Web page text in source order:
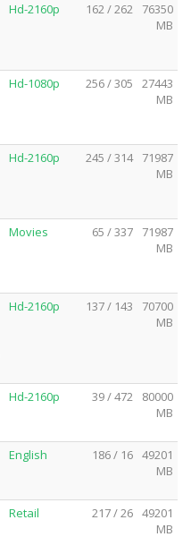
Hd-2160p 162 / 262
76350
MB
Hd-1080p 256 / 305
27443
MB
Hd-2160p 245 / 314
71987
MB
Movies 65 / 337
71987
MB
Hd-2160p 137 / 143
70700
MB
Hd-2160p 39 / 472
80000
MB
English 186 / 16 49201
MB
Retail 217 / 26 49201
MB